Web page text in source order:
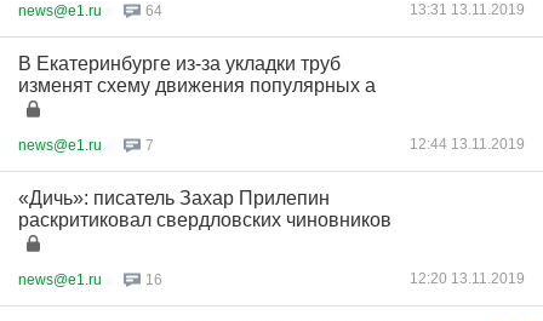
news@e1.ru 64 13:31 13.11.2019
В Екатеринбурге из-за укладки труб
изменят схему движения популярных а
news@e1.ru 7 12:44 13.11.2019
«Дичь»: писатель Захар Прилепин
раскритиковал свердловских чиновников
news@e1.ru 16 12:20 13.11.2019